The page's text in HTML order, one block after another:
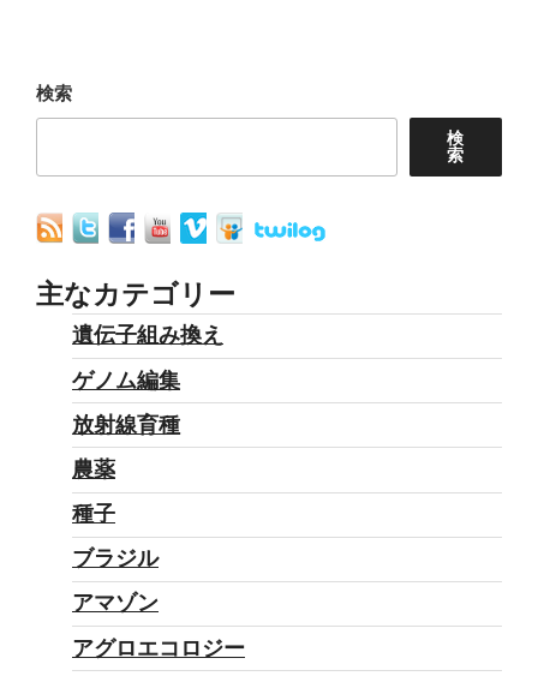
ョ
検索
検
索
主なカテゴリー
遺伝子組み換え
ゲノム編集
放射線育種
農薬
種子
ブラジル
アマゾン
アグロエコロジー